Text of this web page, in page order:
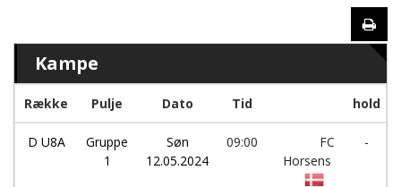
Kampe
Række Pulje Dato Tid hold
D U8A
Gruppe
1
Søn
12.05.2024
09:00
FC
Horsens
-